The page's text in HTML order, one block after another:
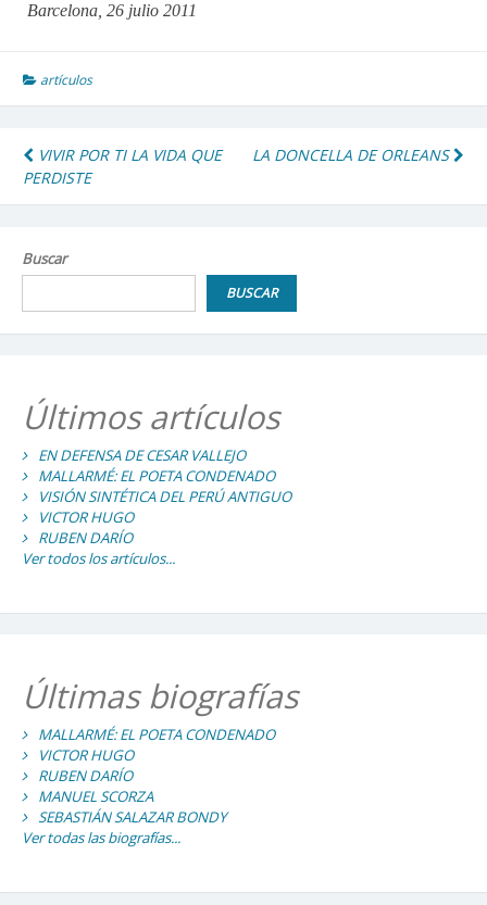
Barcelona, 26 julio 2011
artículos
Navegación
de
VIVIR POR TI LA VIDA QUE
PERDISTE
LA DONCELLA DE ORLEANS
Buscar
BUSCAR
Últimos artículos
EN DEFENSA DE CESAR VALLEJO
MALLARMÉ: EL POETA CONDENADO
VISIÓN SINTÉTICA DEL PERÚ ANTIGUO
VICTOR HUGO
RUBEN DARÍO
Ver todos los artículos...
Últimas biografías
MALLARMÉ: EL POETA CONDENADO
VICTOR HUGO
RUBEN DARÍO
MANUEL SCORZA
SEBASTIÁN SALAZAR BONDY
Ver todas las biografías...